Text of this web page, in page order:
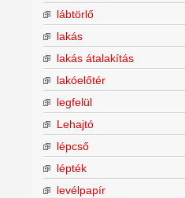
lábtörlő
lakás
lakás átalakítás
lakóelőtér
legfelül
Lehajtó
lépcső
lépték
levélpapír